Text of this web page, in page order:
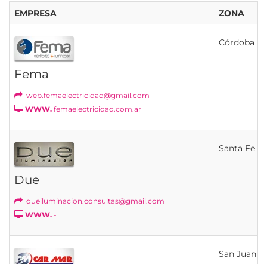
EMPRESA ZONA
Fema
web.femaelectricidad@gmail.com
WWW. femaelectricidad.com.ar
Córdoba
Due
dueiluminacion.consultas@gmail.com
WWW. -
Santa Fe
San Juan